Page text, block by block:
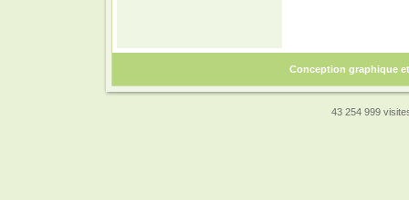
Conception graphique
43 254 999